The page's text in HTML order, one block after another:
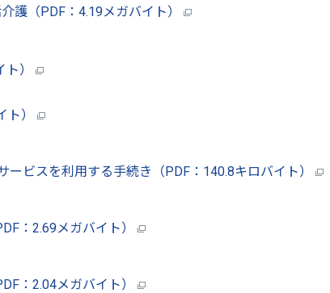
護（PDF：4.19メガバイト）
）
ト）
ービスを利用する手続き（PDF：140.8キロバイト）
：2.69メガバイト）
：2.04メガバイト）